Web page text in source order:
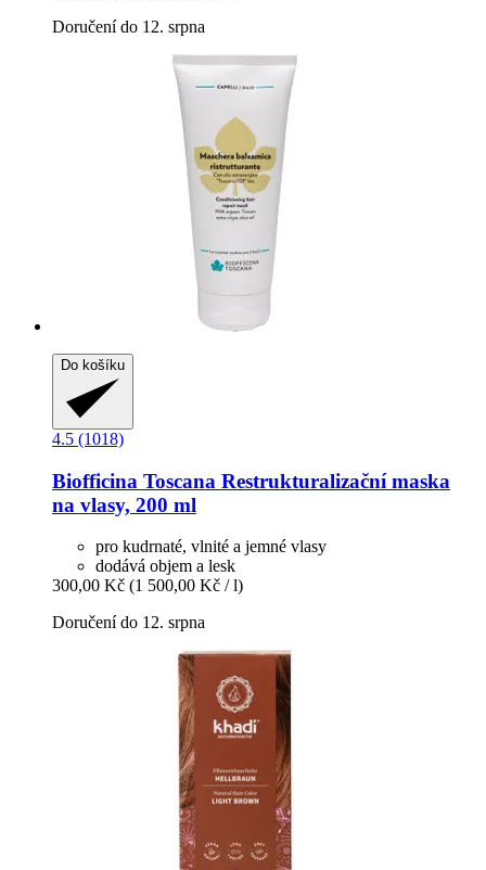
Doručení do 12. srpna
Do košíku
4.5 (1018)
Biofficina Toscana Restrukturalizační maska
na vlasy, 200 ml
pro kudrnaté, vlnité a jemné vlasy
dodává objem a lesk
300,00 Kč (1 500,00 Kč / l)
Doručení do 12. srpna